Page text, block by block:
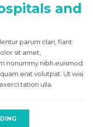
and
parum clari, fiant
sit amet,
nonummy nibh euismod
erat volutpat. Ut wisi
tation ulla.